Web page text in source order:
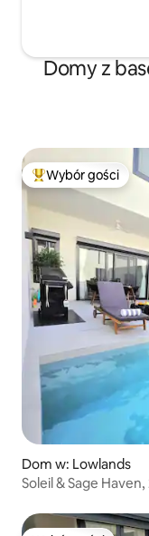
Domy z
Najpopularniejsze
Wybór gości
Dom w: Lowlands
Soleil & Sage